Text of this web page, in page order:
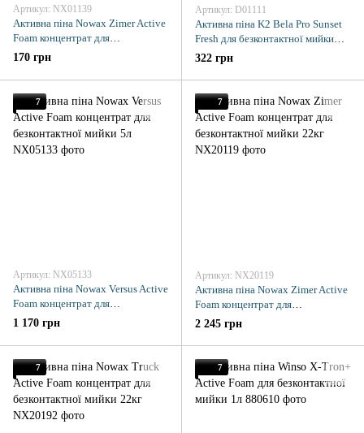
Артикул: NX01139
Активна піна Nowax Zimer Active
Foam концентрат для
безконтактної мийки 1л
170 грн
Артикул: D01111
Активна піна K2 Bela Pro Sunset
Fresh для безконтактної мийки
свіжий захід сонця 1л
322 грн
7
Артикул: NX05133
Активна піна Nowax Versus Active
Foam концентрат для
безконтактної мийки 5л
1 170 грн
7
Артикул: NX20119
Активна піна Nowax Zimer Active
Foam концентрат для
безконтактної мийки 22кг
2 245 грн
7 7